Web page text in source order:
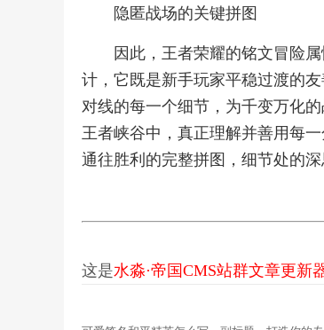
隐匿战场的关键拼图
因此，王者荣耀的铭文冒险
计，它既是新手玩家平稳过渡的
对线的每一个细节，为千变万化
王者峡谷中，真正理解并善用每
通往胜利的完整拼图，细节处的
这是水淼·帝国CMS站群文章更新